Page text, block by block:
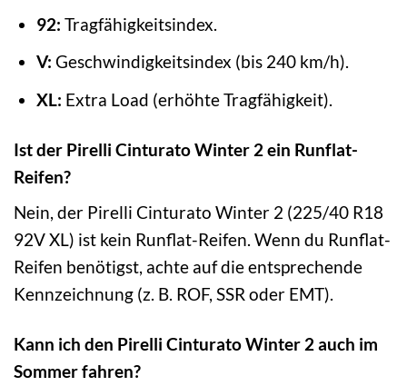
92: Tragfähigkeitsindex.
V: Geschwindigkeitsindex (bis 240 km/h).
XL: Extra Load (erhöhte Tragfähigkeit).
Ist der Pirelli Cinturato Winter 2 ein Runflat-
Reifen?
Nein, der Pirelli Cinturato Winter 2 (225/40 R18
92V XL) ist kein Runflat-Reifen. Wenn du Runflat-
Reifen benötigst, achte auf die entsprechende
Kennzeichnung (z. B. ROF, SSR oder EMT).
Kann ich den Pirelli Cinturato Winter 2 auch im
Sommer fahren?